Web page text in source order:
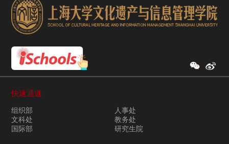
快速通道
组织部
人事处
文科处
教务处
国际部
研究生院